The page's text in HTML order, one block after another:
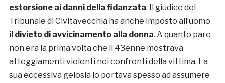
estorsione ai danni della fidanzata. Il giudice del
Tribunale di Civitavecchia ha anche imposto all’uomo
il divieto di avvicinamento alla donna. A quanto pare
non era la prima volta che il 43enne mostrava
atteggiamenti violenti nei confronti della vittima. La
sua eccessiva gelosia lo portava spesso ad assumere